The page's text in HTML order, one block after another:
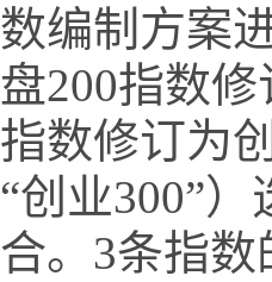
数编制方案
盘200指数
指数修订为
“创业300”
合。3条指数